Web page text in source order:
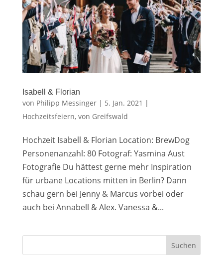
Isabell & Florian
von Philipp Messinger| 5. Jan. 2021 |
Hochzeitsfeiern, von Greifswald
Hochzeit Isabell & Florian Location: BrewDog
Personenanzahl: 80 Fotograf: Yasmina Aust
Fotografie Du hättest gerne mehr Inspiration
für urbane Locations mitten in Berlin? Dann
schau gern bei Jenny & Marcus vorbei oder
auch bei Annabell & Alex. Vanessa &...